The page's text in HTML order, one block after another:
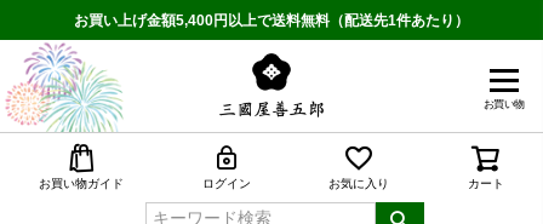
お買い上げ金額5,400円以上で送料無料（配送先1件あたり）
お買い物
お買い物ガイド ログイン お気に入り カート